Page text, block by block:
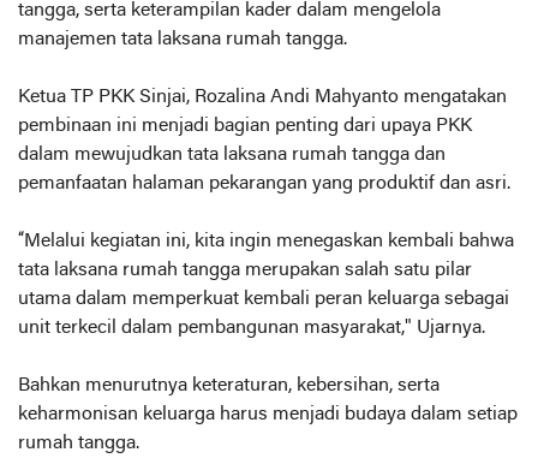
tangga, serta keterampilan kader dalam mengelola
manajemen tata laksana rumah tangga.
Ketua TP PKK Sinjai, Rozalina Andi Mahyanto mengatakan
pembinaan ini menjadi bagian penting dari upaya PKK
dalam mewujudkan tata laksana rumah tangga dan
pemanfaatan halaman pekarangan yang produktif dan asri.
“Melalui kegiatan ini, kita ingin menegaskan kembali bahwa
tata laksana rumah tangga merupakan salah satu pilar
utama dalam memperkuat kembali peran keluarga sebagai
unit terkecil dalam pembangunan masyarakat," Ujarnya.
Bahkan menurutnya keteraturan, kebersihan, serta
keharmonisan keluarga harus menjadi budaya dalam setiap
rumah tangga.